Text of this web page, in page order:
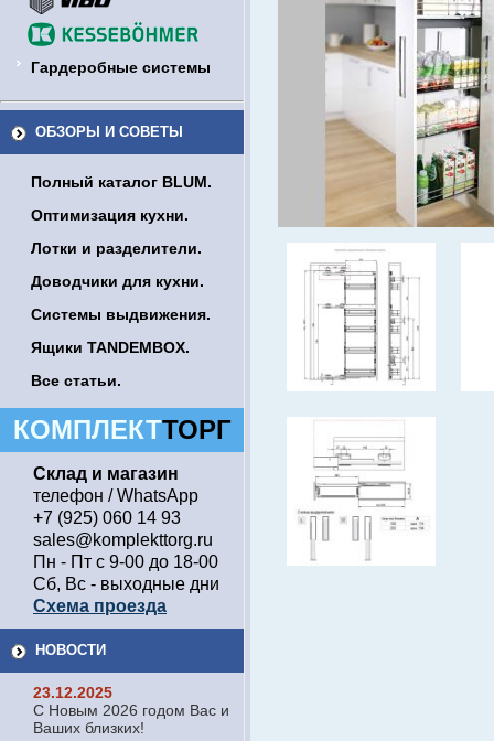
Гардеробные системы
ОБЗОРЫ И СОВЕТЫ
Полный каталог BLUM.
Оптимизация кухни.
Лотки и разделители.
Доводчики для кухни.
Системы выдвижения.
Ящики TANDEMBOX.
Все статьи.
КОМПЛЕКТТОРГ
Склад и магазин
телефон / WhatsApp
+7 (925) 060 14 93
sales@komplekttorg.ru
Пн - Пт с 9-00 до 18-00
Сб, Вс - выходные дни
Схема проезда
НОВОСТИ
23.12.2025
С Новым 2026 годом Вас и
Ваших близких!